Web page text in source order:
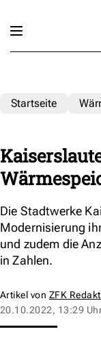
Startseite
Die Stadtwerke
Modernisierung
und zudem die
in Zahlen.
Artikel von ZFK
20.10.2022, 13:29